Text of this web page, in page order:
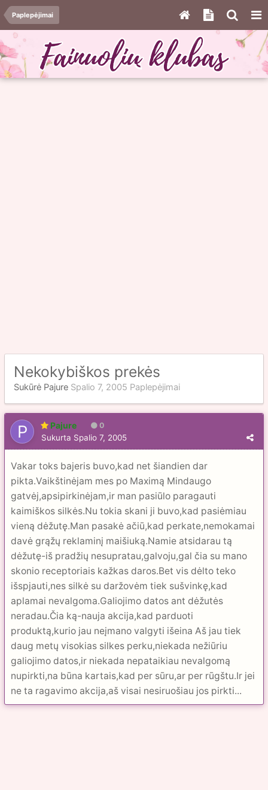
Paplepėjimai
Nekokybiškos prekės
Sukūrė Pajure Spalio 7, 2005 Paplepėjimai
Pajure 0
Sukurta Spalio 7, 2005
Vakar toks bajeris buvo,kad net šiandien dar
pikta.Vaikštinėjam mes po Maximą Mindaugo
gatvėj,apsipirkinėjam,ir man pasiūlo paragauti
kaimiškos silkės.Nu tokia skani ji buvo,kad pasiėmiau
vieną dėžutę.Man pasakė ačiū,kad perkate,nemokamai
davė grąžų reklaminį maišiuką.Namie atsidarau tą
dėžutę-iš pradžių nesupratau,galvoju,gal čia su mano
skonio receptoriais kažkas daros.Bet vis dėlto teko
išspjauti,nes silkė su daržovėm tiek sušvinkę,kad
aplamai nevalgoma.Galiojimo datos ant dėžutės
neradau.Čia ką-nauja akcija,kad parduoti
produktą,kurio jau neįmano valgyti išeina Aš jau tiek
daug metų visokias silkes perku,niekada nežiūriu
galiojimo datos,ir niekada nepataikiau nevalgomą
nupirkti,na būna kartais,kad per sūru,ar per rūgštu.Ir jei
ne ta ragavimo akcija,aš visai nesiruošiau jos pirkti...